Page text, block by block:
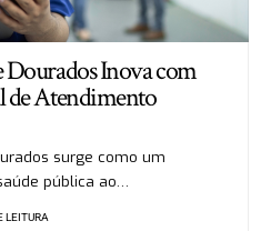
Dourados Inova com
de Atendimento
surge como um
pública ao…
LEITURA